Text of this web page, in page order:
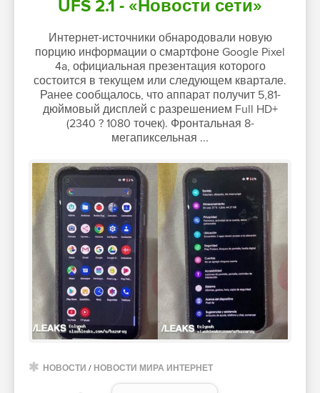
UFS 2.1 - «Новости сети»
Интернет-источники обнародовали новую
порцию информации о смартфоне Google Pixel
4a, официальная презентация которого
состоится в текущем или следующем квартале.
Ранее сообщалось, что аппарат получит 5,81-
дюймовый дисплей с разрешением Full HD+
(2340 ? 1080 точек). Фронтальная 8-
мегапиксельная ...
НОВОСТИ / НОВОСТИ МИРА ИНТЕРНЕТ